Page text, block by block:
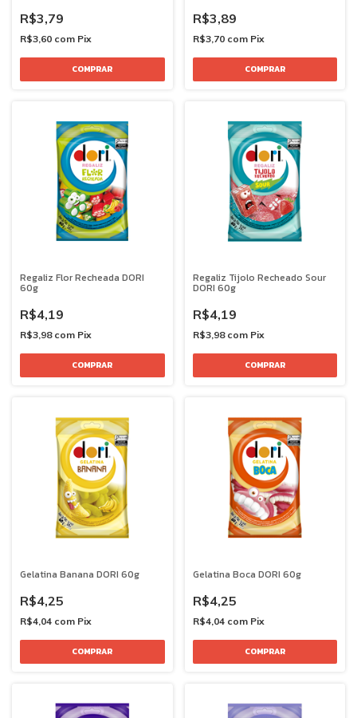
R$3,79
R$3,60 com Pix
R$3,89
R$3,70 com Pix
Regaliz Flor Recheada DORI
60g
R$4,19
R$3,98 com Pix
Regaliz Tijolo Recheado Sour
DORI 60g
R$4,19
R$3,98 com Pix
Gelatina Banana DORI 60g
R$4,25
R$4,04 com Pix
Gelatina Boca DORI 60g
R$4,25
R$4,04 com Pix